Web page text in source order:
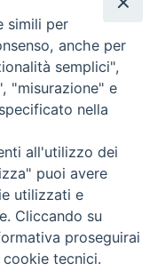
simili per
anche per
semplici",
"misurazione" e
nella
all'utilizzo dei
puoi avere
utilizzati e
Cliccando su
proseguirai
tecnici.